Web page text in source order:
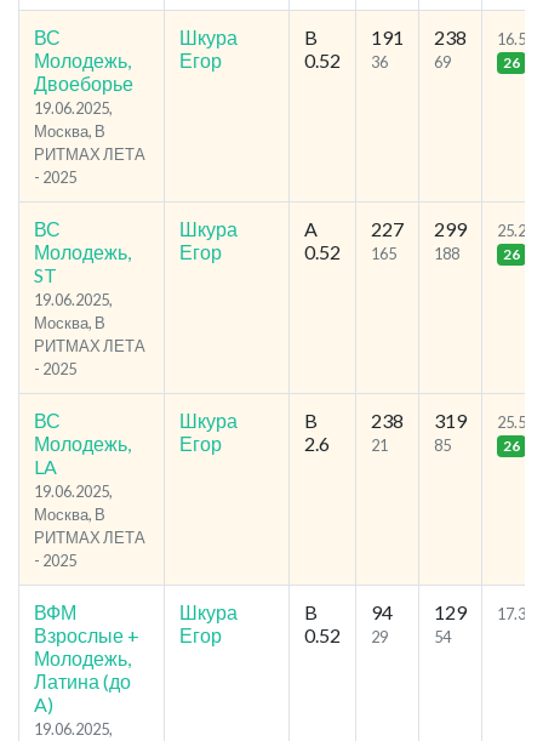
ВС
Молодежь,
Двоеборье
19.06.2025,
Москва, В
РИТМАХ ЛЕТА
- 2025
Шкура
Егор
B
0.52
191
36
238
69
16.56
26
ВС
Молодежь,
ST
19.06.2025,
Москва, В
РИТМАХ ЛЕТА
- 2025
Шкура
Егор
A
0.52
227
165
299
188
25.22
26
ВС
Молодежь,
LA
19.06.2025,
Москва, В
РИТМАХ ЛЕТА
- 2025
Шкура
Егор
B
2.6
238
21
319
85
25.5
26
ВФМ
Взрослые +
Молодежь,
Латина (до
A)
19.06.2025,
Шкура
Егор
B
0.52
94
29
129
54
17.3